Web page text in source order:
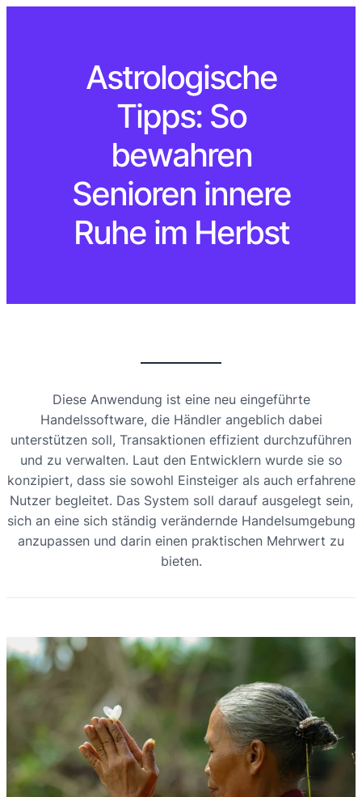
Astrologische
Tipps: So
bewahren
Senioren innere
Ruhe im Herbst
Diese Anwendung ist eine neu eingeführte
Handelssoftware, die Händler angeblich dabei
unterstützen soll, Transaktionen effizient durchzuführen
und zu verwalten. Laut den Entwicklern wurde sie so
konzipiert, dass sie sowohl Einsteiger als auch erfahrene
Nutzer begleitet. Das System soll darauf ausgelegt sein,
sich an eine sich ständig verändernde Handelsumgebung
anzupassen und darin einen praktischen Mehrwert zu
bieten.